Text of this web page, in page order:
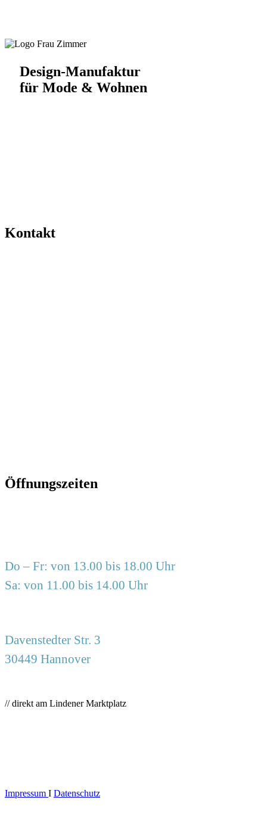
Design-Manufaktur
für Mode & Wohnen
Kontakt
Öffnungszeiten
Do – Fr: von 13.00 bis 18.00 Uhr
Sa: von 11.00 bis 14.00 Uhr
Davenstedter Str. 3
30449 Hannover
// direkt am Lindener Marktplatz
Impressum I Datenschutz